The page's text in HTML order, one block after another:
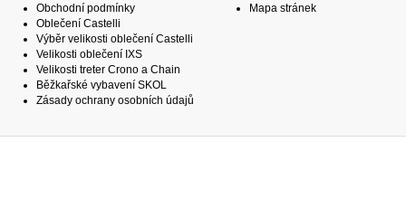
Obchodní podmínky
Oblečení Castelli
Výběr velikosti oblečení Castelli
Velikosti oblečení IXS
Velikosti treter Crono a Chain
Běžkařské vybavení SKOL
Zásady ochrany osobních údajů
Mapa stránek